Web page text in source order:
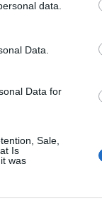
data.
Data.
Data for
Sale,
Is
was
dialogi
być…
dobre zdjęcia,